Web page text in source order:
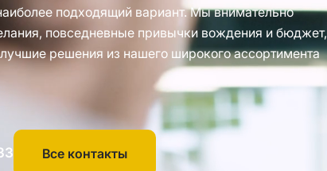
подходящий вариант. Мы внимательно
повседневные привычки вождения и бюджет,
решения из нашего широкого ассортимента
Все контакты